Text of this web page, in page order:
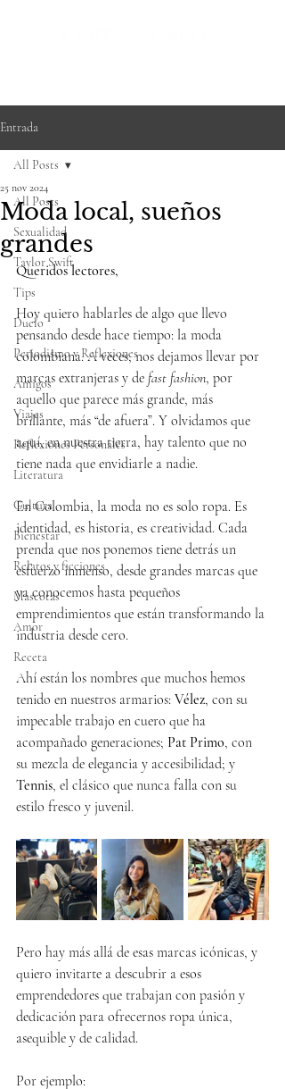
Entrada
All Posts
Sexualidad
Taylor Swift
Tips
Duelo
Periodismo y Reflexiones
Amigos
Viajes
Reflexiones Personales
Literatura
Cultura
Bienestar
Relatos y ficciones
Mascotas
Amor
Receta
All Posts
Moda local, sueños
grandes
25 nov 2024
Queridos lectores,
Hoy quiero hablarles de algo que llevo
pensando desde hace tiempo: la moda
colombiana. A veces, nos dejamos llevar por
marcas extranjeras y de fast fashion, por
aquello que parece más grande, más
brillante, más “de afuera”. Y olvidamos que
aquí, en nuestra tierra, hay talento que no
tiene nada que envidiarle a nadie.
En Colombia, la moda no es solo ropa. Es
identidad, es historia, es creatividad. Cada
prenda que nos ponemos tiene detrás un
esfuerzo inmenso, desde grandes marcas que
ya conocemos hasta pequeños
emprendimientos que están transformando la
industria desde cero.
Ahí están los nombres que muchos hemos
tenido en nuestros armarios: Vélez, con su
impecable trabajo en cuero que ha
acompañado generaciones; Pat Primo, con
su mezcla de elegancia y accesibilidad; y
Tennis, el clásico que nunca falla con su
estilo fresco y juvenil.
Pero hay más allá de esas marcas icónicas, y
quiero invitarte a descubrir a esos
emprendedores que trabajan con pasión y
dedicación para ofrecernos ropa única,
asequible y de calidad.
Por ejemplo: